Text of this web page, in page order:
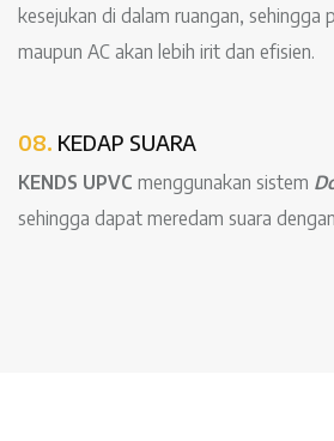
kesejukan di dalam ruangan, sehingga
maupun AC akan lebih irit dan efisien.
08. KEDAP SUARA
KENDS UPVC menggunakan sistem
sehingga dapat meredam suara